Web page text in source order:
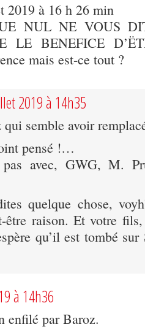
2019 à 16 h 26 min
NUL NE VOUS
LE BENEFICE
mais est-ce tout ?
2019 à 14h35
qui semble avoir
pensé !…
avec, GWG, M.
quelque chose,
être raison. Et votre
qu’il est tombé sur
à 14h36
enfilé par Baroz.